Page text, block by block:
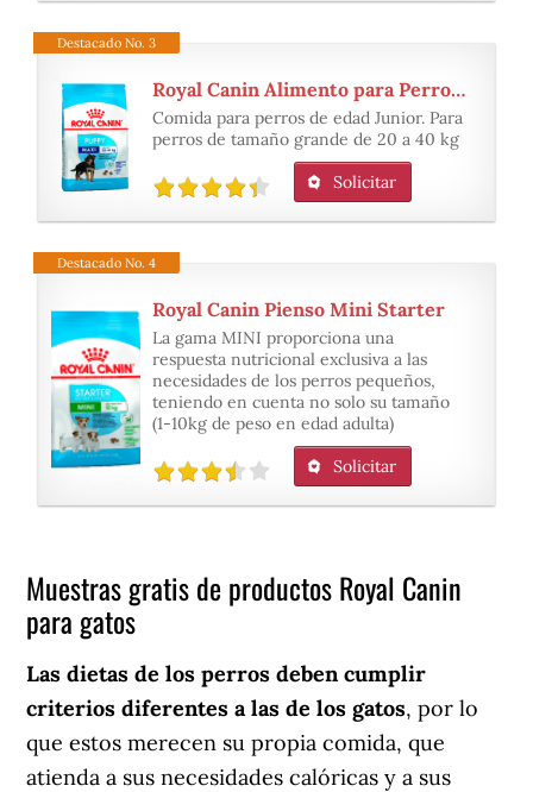
Destacado No. 3
Royal Canin Alimento para Perros Maxi Puppy
Comida para perros de edad Junior. Para
perros de tamaño grande de 20 a 40 kg
Solicitar
Destacado No. 4
Royal Canin Pienso Mini Starter
La gama MINI proporciona una
respuesta nutricional exclusiva a las
necesidades de los perros pequeños,
teniendo en cuenta no solo su tamaño
(1-10kg de peso en edad adulta)
Solicitar
Muestras gratis de productos Royal Canin
para gatos
Las dietas de los perros deben cumplir
criterios diferentes a las de los gatos, por lo
que estos merecen su propia comida, que
atienda a sus necesidades calóricas y a sus